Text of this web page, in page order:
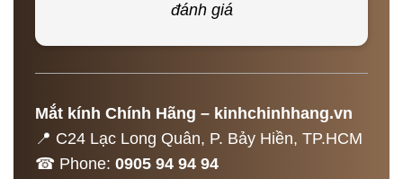
đánh giá
Mắt kính Chính Hãng – kinhchinhhang.vn
📍 C24 Lạc Long Quân, P. Bảy Hiền, TP.HCM
☎ Phone: 0905 94 94 94